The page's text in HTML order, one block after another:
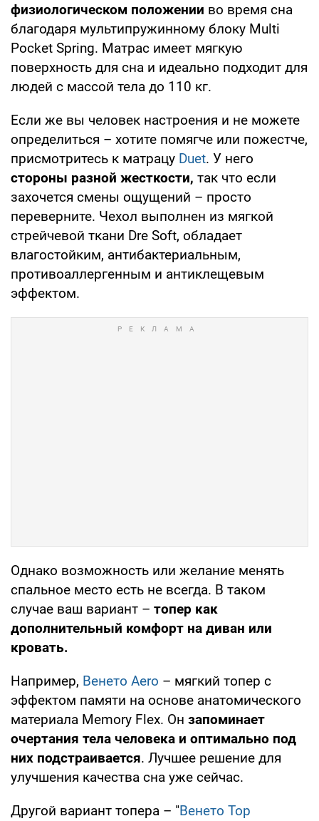
физиологическом положении во время сна
благодаря мультипружинному блоку Multi
Pocket Spring. Матрас имеет мягкую
поверхность для сна и идеально подходит для
людей с массой тела до 110 кг.
Если же вы человек настроения и не можете
определиться – хотите помягче или пожестче,
присмотритесь к матрацу Duet. У него
стороны разной жесткости, так что если
захочется смены ощущений – просто
переверните. Чехол выполнен из мягкой
стрейчевой ткани Dre Soft, обладает
влагостойким, антибактериальным,
противоаллергенным и антиклещевым
эффектом.
Однако возможность или желание менять
спальное место есть не всегда. В таком
случае ваш вариант – топер как
дополнительный комфорт на диван или
кровать.
Например, Венето Aero – мягкий топер с
эффектом памяти на основе анатомического
материала Memory Flex. Он запоминает
очертания тела человека и оптимально под
них подстраивается. Лучшее решение для
улучшения качества сна уже сейчас.
Другой вариант топера – "Венето Top